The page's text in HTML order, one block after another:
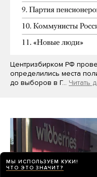
Центризбирком РФ
определились места
до выборов в Г… Читать
МЫ ИСПОЛЬЗУЕМ КУКИ!
ЧТО ЭТО ЗНАЧИТ?